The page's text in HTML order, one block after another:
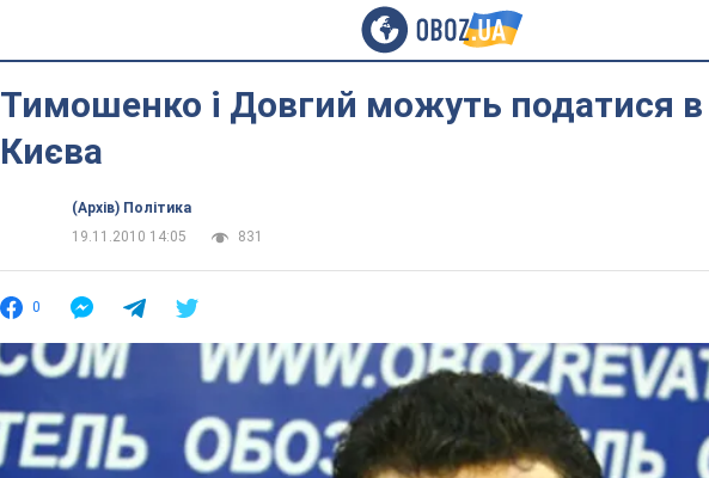
Тимошенко і Довгий можуть податися
Києва
(Архів) Політика
19.11.2010 14:05
831
0